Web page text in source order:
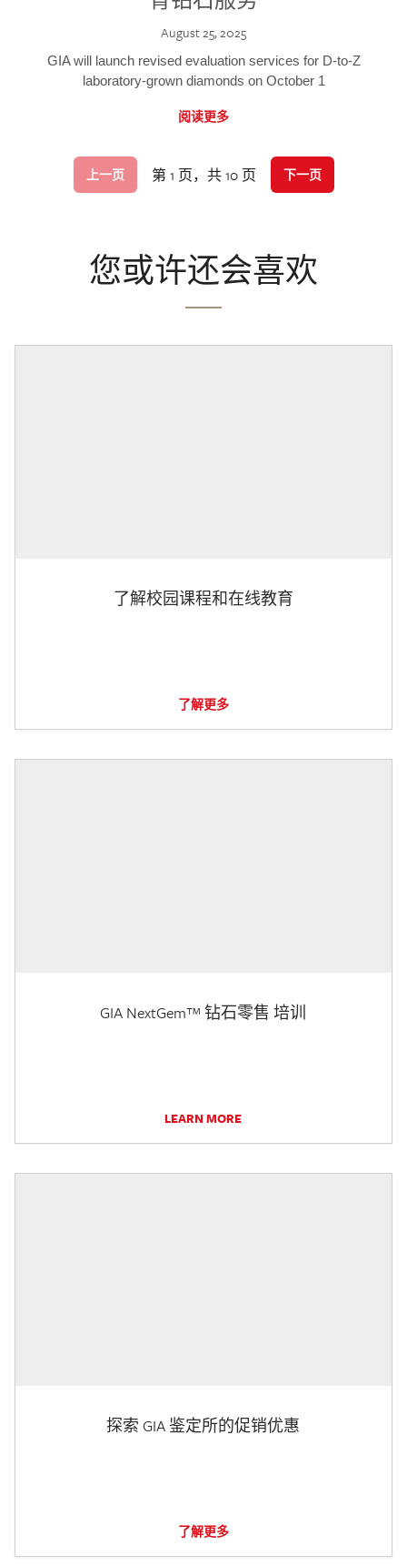
August 25, 2025
GIA will launch revised evaluation services for D-to-Z
laboratory-grown diamonds on October 1
阅读更多
上一页 第 1 页，共 10 页 下一页
您或许还会喜欢
了解校园课程和在线教育
了解更多
GIA NextGem™ 钻石零售 培训
LEARN MORE
探索 GIA 鉴定所的促销优惠
了解更多